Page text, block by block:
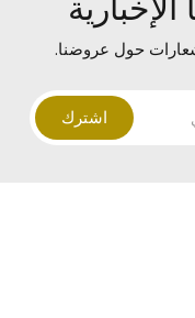
حول عروضنا.
اشترك